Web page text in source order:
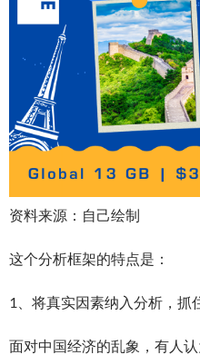
资料来源：自己绘制
这个分析框架的特点是：
1、将真实因素纳入分析，抓
面对中国经济的乱象，有人